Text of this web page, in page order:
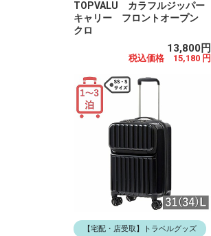
TOPVALU カラフルジッパー
キャリー フロントオープン
クロ
13,800円
税込価格 15,180 円
【宅配・店受取】トラベルグッズ